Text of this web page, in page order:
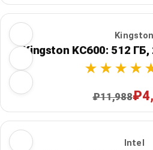
Kingston
Kingston KC600: 512 ГБ,
₽11,988
Intel